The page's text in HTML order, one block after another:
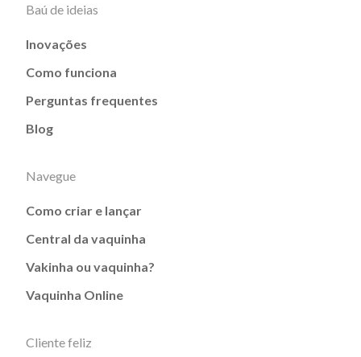
Baú de ideias
Inovações
Como funciona
Perguntas frequentes
Blog
Navegue
Como criar e lançar
Central da vaquinha
Vakinha ou vaquinha?
Vaquinha Online
Cliente feliz